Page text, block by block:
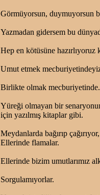
Görmüyorsun, duymuyorsun
Yazmadan gidersem bu
Hep en kötüsüne hazırlıyoruz
Umut etmek
Birlikte olmak mecburiyetinde.
Yüreği olmayan bir
için yazılmış kitaplar gibi.
Meydanlarda bağırıp
Ellerinde flamalar.
Ellerinde bizim umutlarımız
Sorgulamıyorlar.